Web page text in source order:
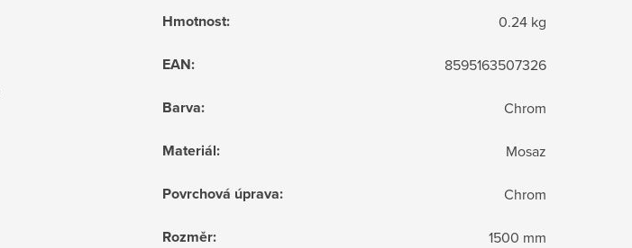
Hmotnost: 0.24 kg
EAN: 8595163507326
Barva: Chrom
Materiál: Mosaz
Povrchová úprava: Chrom
Rozměr: 1500 mm